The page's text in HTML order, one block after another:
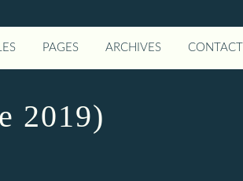
PAGES ARCHIVES CONTACT
2019)